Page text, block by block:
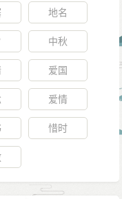
仁宗把其示与各
：“陛下虽然泽被
乡，战争所导致的
。应当继续休养生
表示赞同，并称：
正错误。但只有杨
言。果真朝廷政事
惭愧道歉。同年四
地名
中秋
爱国
爱情
惜时